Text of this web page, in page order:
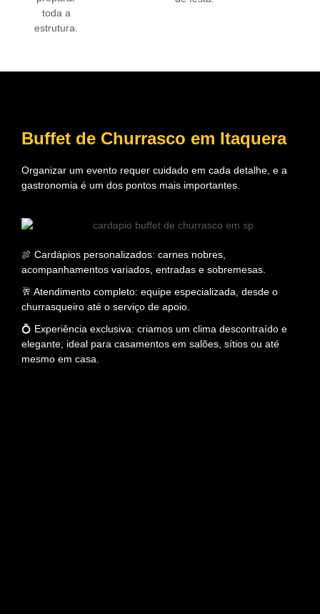
toda a
estrutura.
Buffet de Churrasco em Itaquera
Organizar um evento requer cuidado em cada detalhe, e a
gastronomia é um dos pontos mais importantes.
🍖 Cardápios personalizados: carnes nobres,
acompanhamentos variados, entradas e sobremesas.
🥂 Atendimento completo: equipe especializada, desde o
churrasqueiro até o serviço de apoio.
💍 Experiência exclusiva: criamos um clima descontraído e
elegante, ideal para casamentos em salões, sítios ou até
mesmo em casa.